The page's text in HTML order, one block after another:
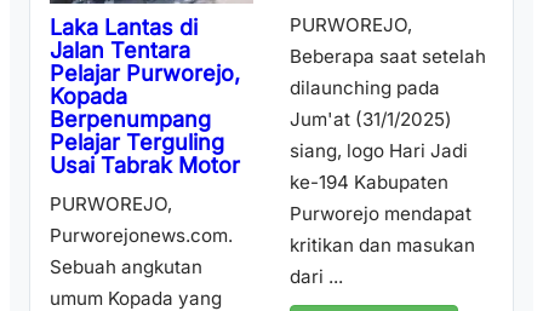
Laka Lantas di
Jalan Tentara
Pelajar Purworejo,
Kopada
Berpenumpang
Pelajar Terguling
Usai Tabrak Motor
PURWOREJO,
Purworejonews.com.
Sebuah angkutan
umum Kopada yang
PURWOREJO,
Beberapa saat setelah
dilaunching pada
Jum'at (31/1/2025)
siang, logo Hari Jadi
ke-194 Kabupaten
Purworejo mendapat
kritikan dan masukan
dari ...